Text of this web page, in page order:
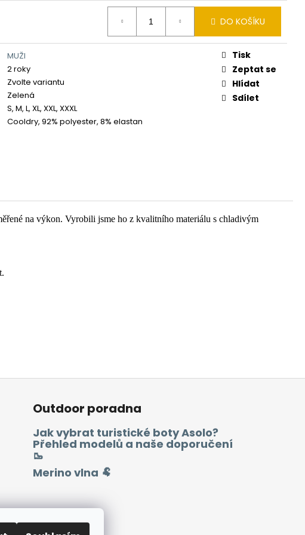
DO KOŠÍKU
MUŽI
2 roky
Zvolte variantu
Zelená
S, M, L, XL, XXL, XXXL
Cooldry, 92% polyester, 8% elastan
Tisk
Zeptat se
Hlídat
Sdílet
na výkon. Vyrobili jsme ho z kvalitního materiálu s chladivým
Outdoor poradna
Jak vybrat turistické boty Asolo?
Přehled modelů a naše doporučení
🥾
Merino vlna 🐏